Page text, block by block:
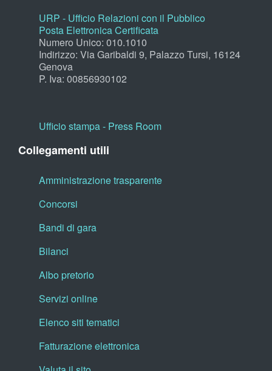
URP - Ufficio Relazioni con il Pubblico
Posta Elettronica Certificata
Numero Unico: 010.1010
Indirizzo: Via Garibaldi 9, Palazzo Tursi, 16124
Genova
P. Iva: 00856930102
Ufficio stampa - Press Room
Collegamenti utili
Amministrazione trasparente
Concorsi
Bandi di gara
Bilanci
Albo pretorio
Servizi online
Elenco siti tematici
Fatturazione elettronica